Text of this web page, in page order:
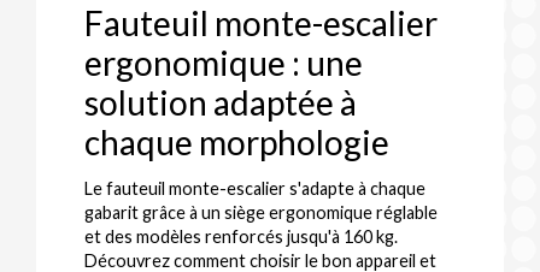
Fauteuil monte-escalier
ergonomique : une
solution adaptée à
chaque morphologie
Le fauteuil monte-escalier s'adapte à chaque
gabarit grâce à un siège ergonomique réglable
et des modèles renforcés jusqu'à 160 kg.
Découvrez comment choisir le bon appareil et